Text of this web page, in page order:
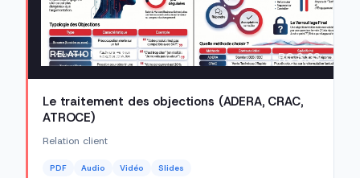
RELATION CLIENT RC 3.03
Le traitement des objections (ADERA, CRAC,
ATROCE)
Relation client
PDF Audio Vidéo Slides